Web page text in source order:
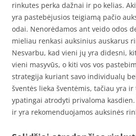
rinkutes perka dažnai ir po kelias.
yra pastebėjusios teigiamą pačio
odai. Nenorėdamos ant veido odos
mieliau renkasi auksinius auskarus
Nesvarbu, kad vieni jų yra didesni,
vieni masyvūs, o kiti vos vos
strategija kuriant savo individualų
šventės lieka šventėmis, tačiau yra
ypatingai atrodyti privaloma
ir yra rekomenduojamos auksinės